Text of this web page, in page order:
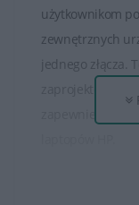
użytkownikom
zewnętrznych
jednego złącza.